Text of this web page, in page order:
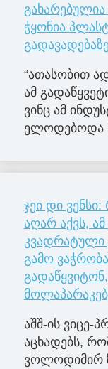
ჭყონია
გადავადებაზე
“ათასობით
ამ
ვინც ამ
ელოდებოდა
ჯეი დი
აღარ აქვს,
კვადრატული
გამო
აშშ-ის ვიცე-
აცხადებს,
ვოლოდიმირ